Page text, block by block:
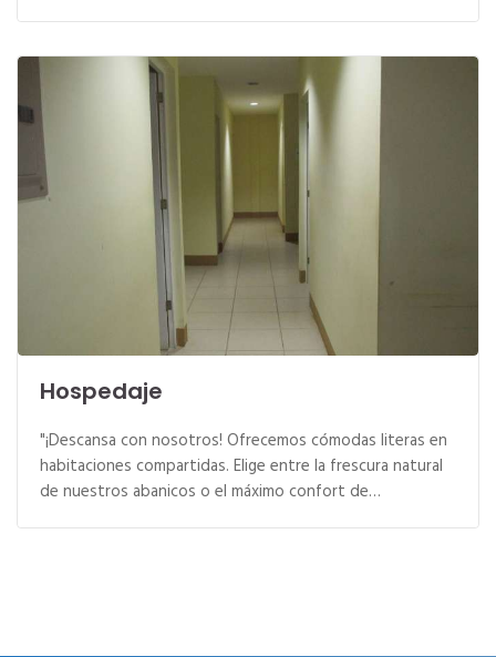
Hospedaje
"¡Descansa con nosotros! Ofrecemos cómodas literas en
habitaciones compartidas. Elige entre la frescura natural
de nuestros abanicos o el máximo confort de…